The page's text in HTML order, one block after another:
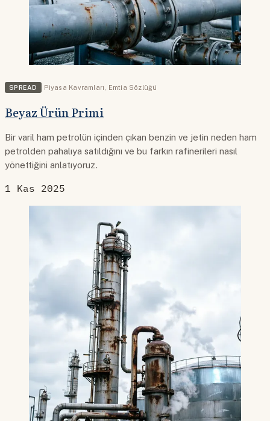
SPREAD Piyasa Kavramları, Emtia Sözlüğü
Beyaz Ürün Primi
Bir varil ham petrolün içinden çıkan benzin ve jetin neden ham
petrolden pahalıya satıldığını ve bu farkın rafinerileri nasıl
yönettiğini anlatıyoruz.
1 Kas 2025